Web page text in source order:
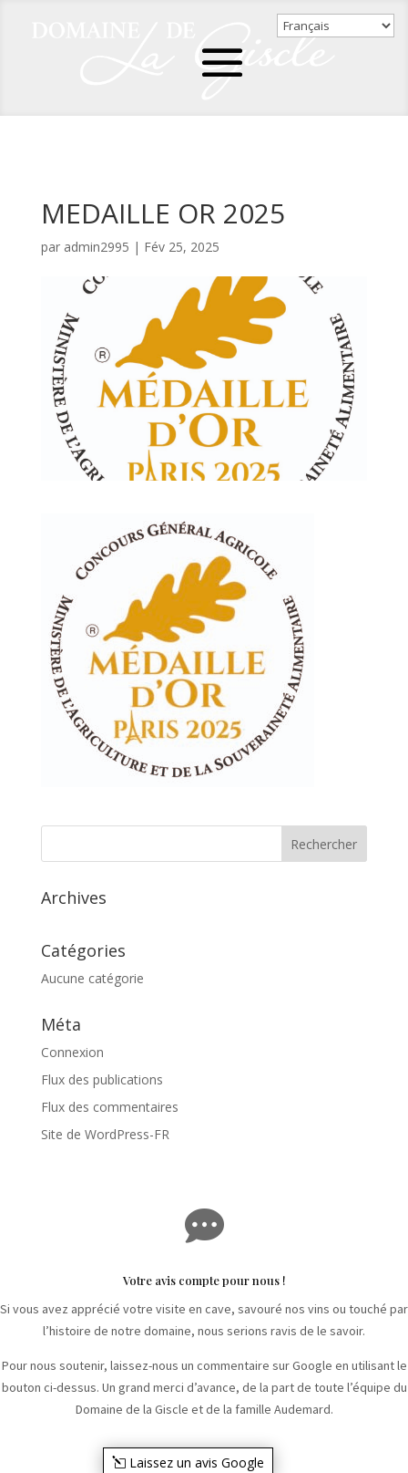
MEDAILLE OR 2025
par admin2995 | Fév 25, 2025
Archives
Catégories
Aucune catégorie
Méta
Connexion
Flux des publications
Flux des commentaires
Site de WordPress-FR

Votre avis compte pour nous !
Si vous avez apprécié votre visite en cave, savouré nos vins ou touché par
l’histoire de notre domaine, nous serions ravis de le savoir.
Pour nous soutenir, laissez-nous un commentaire sur Google en utilisant le
bouton ci-dessus. Un grand merci d’avance, de la part de toute l’équipe du
Domaine de la Giscle et de la famille Audemard.
Laissez un avis Google